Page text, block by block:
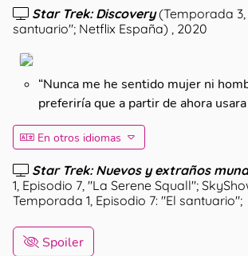
Star Trek: Discovery(Temporada 3,
santuario"; Netflix España) , 2020
“Nunca me he sentido mujer ni
preferiría que a partir de ahora
En otros idiomas
Star Trek: Nuevos y extraños
1, Episodio 7, "La Serene Squall";
Temporada 1, Episodio 7: "El santuario";
Spoiler